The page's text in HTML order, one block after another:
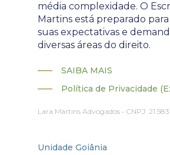
média complexidade. O
Martins está preparado
suas expectativas e
diversas áreas do direito.
SAIBA MAIS
Política de Privacidade
Lara Martins Advogados • CNPJ:
Unidade Goiânia